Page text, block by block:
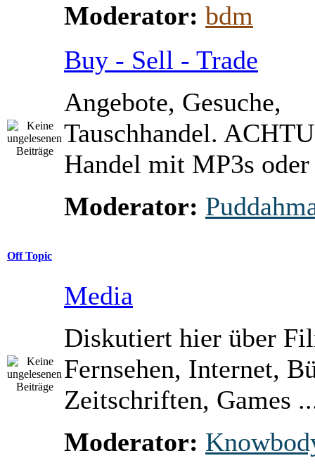
Moderator: bdm
Buy - Sell - Trade
Angebote, Gesuche,
Tauschhandel.
Handel mit MP3s
Moderator:
Off Topic
Media
Diskutiert hier über
Fernsehen, Internet,
Zeitschriften, Games
Moderator: